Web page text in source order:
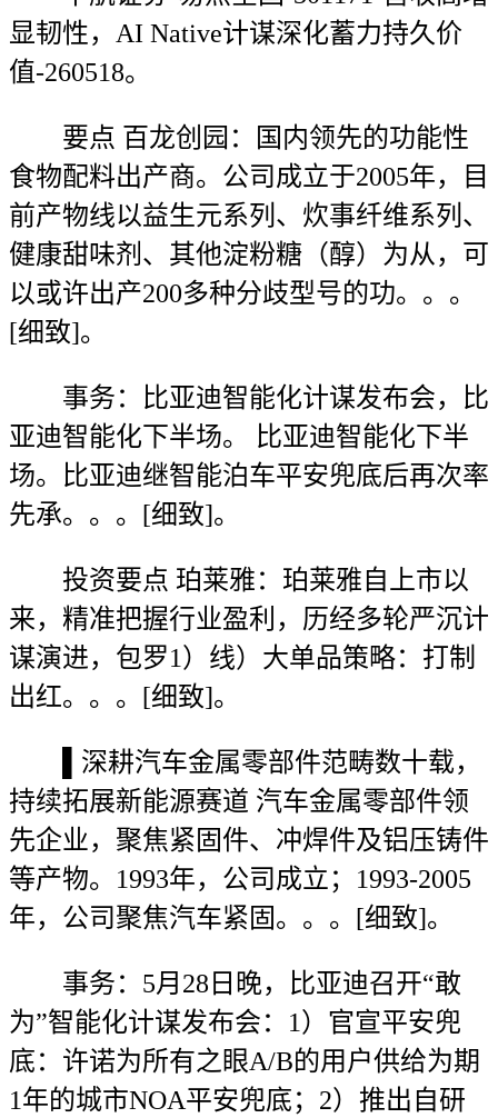
显韧性，AI Native计谋深化蓄力持久价
值-260518。
要点 百龙创园：国内领先的功能性
食物配料出产商。公司成立于2005年，目
前产物线以益生元系列、炊事纤维系列、
健康甜味剂、其他淀粉糖（醇）为从，可
以或许出产200多种分歧型号的功。。。
[细致]。
事务：比亚迪智能化计谋发布会，比
亚迪智能化下半场。 比亚迪智能化下半
场。比亚迪继智能泊车平安兜底后再次率
先承。。。[细致]。
投资要点 珀莱雅：珀莱雅自上市以
来，精准把握行业盈利，历经多轮严沉计
谋演进，包罗1）线）大单品策略：打制
出红。。。[细致]。
▌深耕汽车金属零部件范畴数十载，
持续拓展新能源赛道 汽车金属零部件领
先企业，聚焦紧固件、冲焊件及铝压铸件
等产物。1993年，公司成立；1993-2005
年，公司聚焦汽车紧固。。。[细致]。
事务：5月28日晚，比亚迪召开“敢
为”智能化计谋发布会：1）官宣平安兜
底：许诺为所有之眼A/B的用户供给为期
1年的城市NOA平安兜底；2）推出自研